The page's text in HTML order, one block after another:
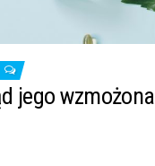
jego wzmożona